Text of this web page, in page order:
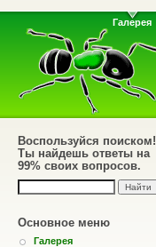
Галерея
Воспользуйся поиском!
Ты найдешь ответы на
99% своих вопросов.
Основное меню
Галерея